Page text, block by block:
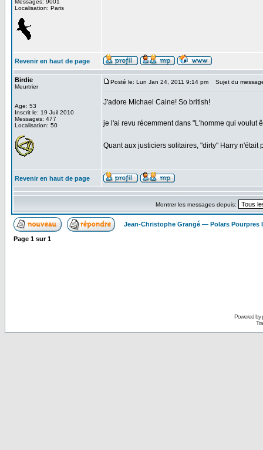
Messages: 9001
Localisation: Paris
Revenir en haut de page
Birdie
Meurtrier
Age: 53
Inscrit le: 19 Juil 2010
Messages: 477
Localisation: 50
Posté le: Lun Jan 24, 2011 9:14 pm Sujet du
J'adore Michael Caine! So british!
je l'ai revu récemment dans "L'homme qui voulut
Quant aux justiciers solitaires, "dirty" Harry n'était
Revenir en haut de page
Montrer les messages depuis:
Jean-Christophe Grangé — Polars Pourpres
Page 1 sur1
Powered by